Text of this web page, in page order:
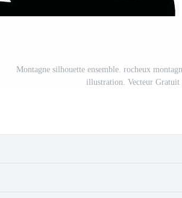
Montagne silhouette ensemble. rocheux
illustration. Vecteur